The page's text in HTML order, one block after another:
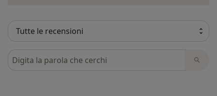
Cerca nelle recensioni